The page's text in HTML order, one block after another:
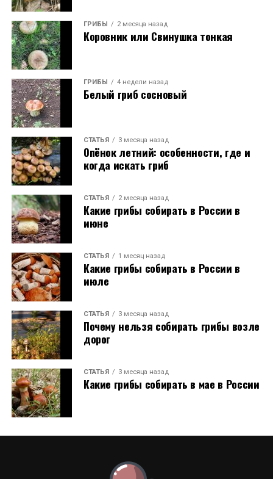
ГРИБЫ 2 месяца назад
Коровник или Свинушка тонкая
ГРИБЫ 4 недели назад
Белый гриб сосновый
СТАТЬЯ 3 месяца назад
Опёнок летний: особенности, где и
когда искать гриб
СТАТЬЯ 2 месяца назад
Какие грибы собирать в России в
июне
СТАТЬЯ 1 месяц назад
Какие грибы собирать в России в
июле
СТАТЬЯ 3 месяца назад
Почему нельзя собирать грибы возле
дорог
СТАТЬЯ 3 месяца назад
Какие грибы собирать в мае в России